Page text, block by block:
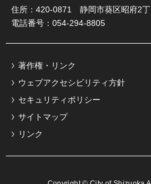
住所：420-0871 静岡市葵区昭府2丁
電話番号：054-294-8805
著作権・リンク
ウェブアクセシビリティ方針
セキュリティポリシー
サイトマップ
リンク